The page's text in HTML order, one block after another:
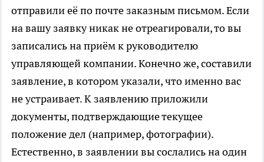
отправили её по почте заказным письмом. Если
на вашу заявку никак не отреагировали, то вы
записались на приём к руководителю
управляющей компании. Конечно же, составили
заявление, в котором указали, что именно вас
не устраивает. К заявлению приложили
документы, подтверждающие текущее
положение дел (например, фотографии).
Естественно, в заявлении вы сослались на один